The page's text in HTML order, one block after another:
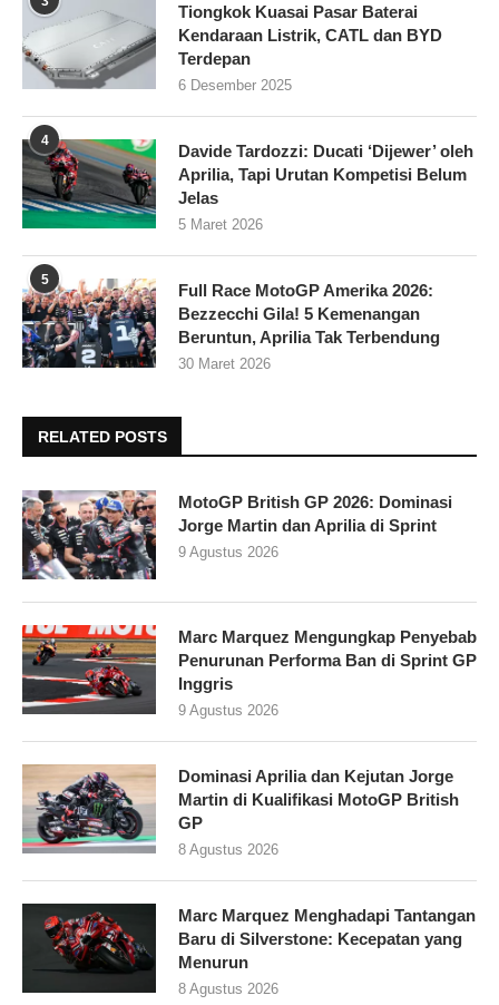
Tiongkok Kuasai Pasar Baterai
Kendaraan Listrik, CATL dan BYD
Terdepan
6 Desember 2025
4
Davide Tardozzi: Ducati ‘Dijewer’ oleh
Aprilia, Tapi Urutan Kompetisi Belum
Jelas
5 Maret 2026
5
Full Race MotoGP Amerika 2026:
Bezzecchi Gila! 5 Kemenangan
Beruntun, Aprilia Tak Terbendung
30 Maret 2026
RELATED POSTS
MotoGP British GP 2026: Dominasi
Jorge Martin dan Aprilia di Sprint
9 Agustus 2026
Marc Marquez Mengungkap Penyebab
Penurunan Performa Ban di Sprint GP
Inggris
9 Agustus 2026
Dominasi Aprilia dan Kejutan Jorge
Martin di Kualifikasi MotoGP British
GP
8 Agustus 2026
Marc Marquez Menghadapi Tantangan
Baru di Silverstone: Kecepatan yang
Menurun
8 Agustus 2026